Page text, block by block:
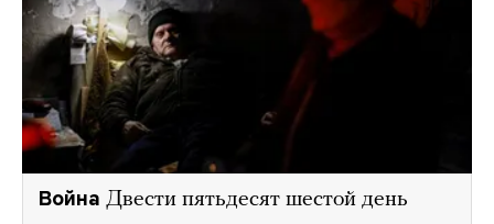
Война Двести пятьдесят шестой день